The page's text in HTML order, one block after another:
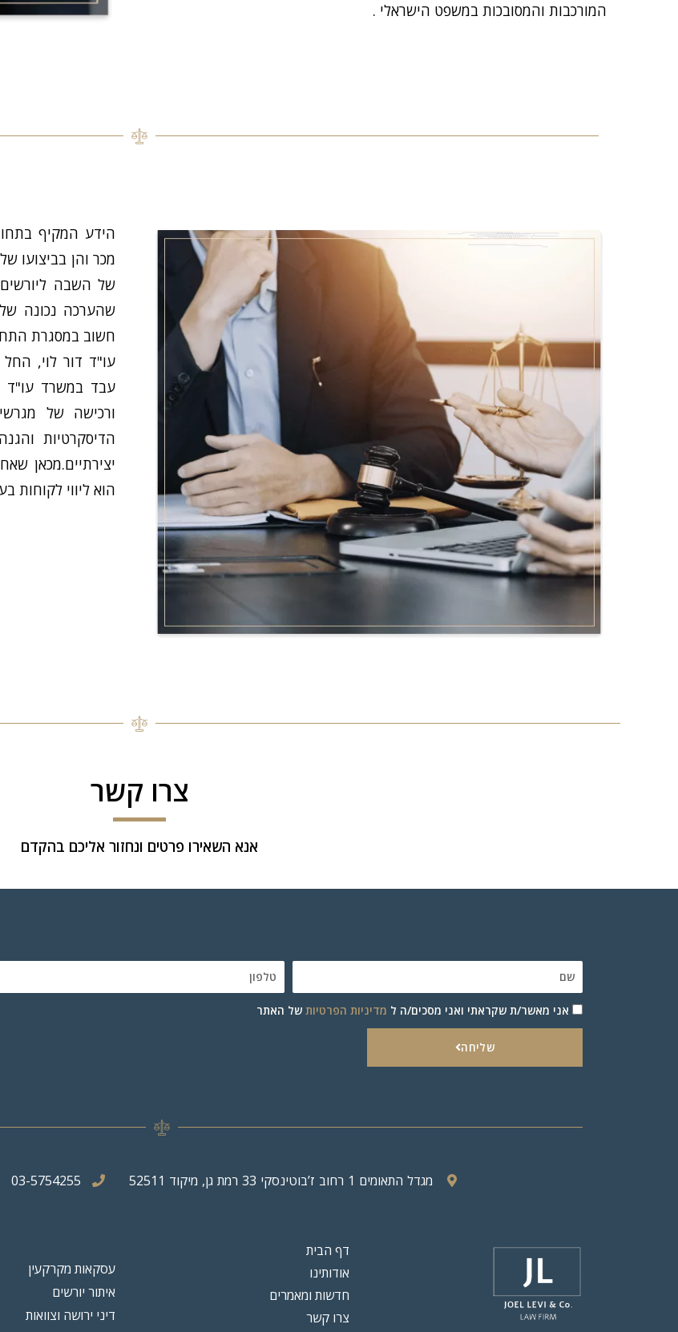
המורכבות והמסובכות במשפט הישראלי .
הידע המקיף
מכר והן בביצועו
של השבה
שהערכה נכונה
חשוב במסגרת
עו"ד דור לוי,
עבד במשרד עו"ד
ורכישה של
הדיסקרטיות
יצירתיים.מכאן
הוא ליווי לקוחות
צרו קשר
אנא השאירו פרטים ונחזור אליכם בהקדם
אני מאשר/ת שקראתי ואני מסכים/ה ל מדיניות הפרטיות של האתר
שליחה
מגדל התאומים 1 רחוב ז’בוטינסקי 33 רמת גן, מיקוד 52511 03-5754255
דף הבית
אודותינו
חדשות ומאמרים
צרו קשר
עסקאות מקרקעין
איתור יורשים
דיני ירושה וצוואות